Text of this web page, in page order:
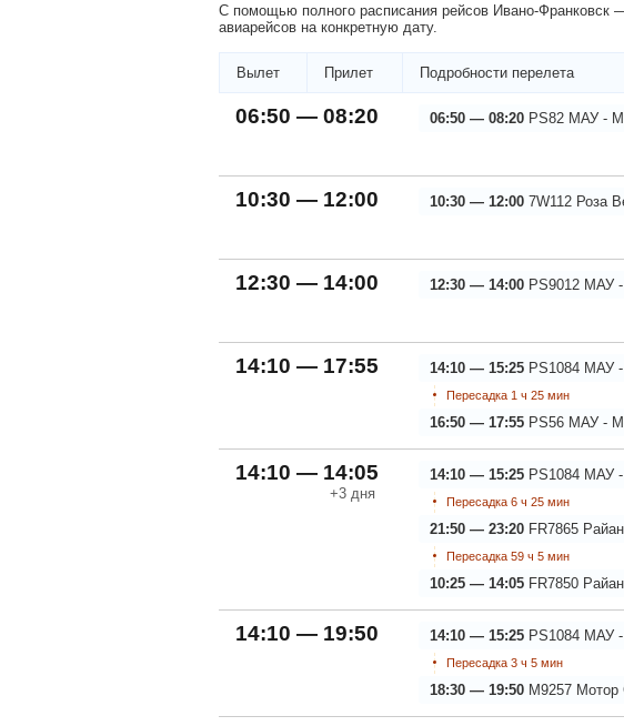
С помощью полного расписания рейсов Ивано-Франковск
авиарейсов на конкретную дату.
Вылет Прилет Подробности перелета
06:50 — 08:20 06:50 — 08:20 PS82 МАУ -
10:30 — 12:00 10:30 — 12:00 7W112 Роза
12:30 — 14:00 12:30 — 14:00 PS9012 МАУ -
14:10 — 17:55 14:10 — 15:25 PS1084 МАУ -
Пересадка 1 ч 25 мин
16:50 — 17:55 PS56 МАУ -
14:10 — 14:05
+3 дня
14:10 — 15:25 PS1084 МАУ -
Пересадка 6 ч 25 мин
21:50 — 23:20 FR7865
Пересадка 59 ч 5 мин
10:25 — 14:05 FR7850
14:10 — 19:50 14:10 — 15:25 PS1084 МАУ -
Пересадка 3 ч 5 мин
18:30 — 19:50 M9257